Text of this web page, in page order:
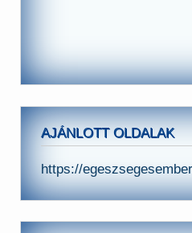
AJÁNLOTT OLDALAK
https://